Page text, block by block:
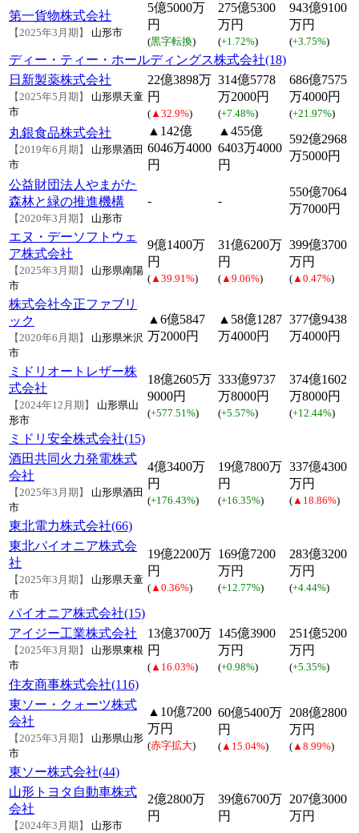
第一貨物株式会社
【2025年3月期】 山形市
5億5000万
円
(黒字転換)
275億5300
万円
(+1.72%)
943億9100
万円
(+3.75%)
ディー・ティー・ホールディングス株式会社(18)
日新製薬株式会社
【2025年5月期】
山形県天童
市
22億3898万
円
(▲32.9%)
314億5778
万2000円
(+7.48%)
686億7575
万4000円
(+21.97%)
丸銀食品株式会社
【2019年6月期】
山形県酒田
市
▲142億
6046万4000
円
▲455億
6403万4000
円
592億2968
万5000円
公益財団法人やまがた
森林と緑の推進機構
【2020年3月期】 山形市
- -
550億7064
万7000円
エヌ・デーソフトウェ
ア株式会社
【2025年3月期】
山形県南陽
市
9億1400万
円
(▲39.91%)
31億6200万
円
(▲9.06%)
399億3700
万円
(▲0.47%)
株式会社今正ファブリ
ック
【2020年6月期】
山形県米沢
市
▲6億5847
万2000円
▲58億1287
万4000円
377億9438
万4000円
ミドリオートレザー株
式会社
【2024年12月期】
山形県山
形市
18億2605万
9000円
(+577.51%)
333億9737
万8000円
(+5.57%)
374億1602
万8000円
(+12.44%)
ミドリ安全株式会社(15)
酒田共同火力発電株式
会社
【2025年3月期】
山形県酒田
市
4億3400万
円
(+176.43%)
19億7800万
円
(+16.35%)
337億4300
万円
(▲18.86%)
東北電力株式会社(66)
東北パイオニア株式会
社
【2025年3月期】
山形県天童
市
19億2200万
円
(▲0.36%)
169億7200
万円
(+12.77%)
283億3200
万円
(+4.44%)
パイオニア株式会社(15)
アイジー工業株式会社
【2025年3月期】
山形県東根
市
13億3700万
円
(▲16.03%)
145億3900
万円
(+0.98%)
251億5200
万円
(+5.35%)
住友商事株式会社(116)
東ソー・クォーツ株式
会社
【2025年3月期】
山形県山形
市
▲10億7200
万円
(赤字拡大)
60億5400万
円
(▲15.04%)
208億2800
万円
(▲8.99%)
東ソー株式会社(44)
山形トヨタ自動車株式
会社
【2024年3月期】 山形市
2億2800万
円
39億6700万
円
207億3000
万円